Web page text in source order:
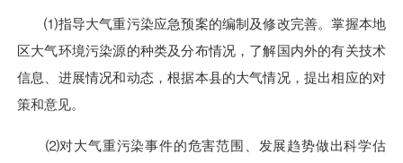
⑴指导大气重污染应急预案的编制及修改完善。掌握本地
区大气环境污染源的种类及分布情况，了解国内外的有关技术
信息、进展情况和动态，根据本县的大气情况，提出相应的对
策和意见。
⑵对大气重污染事件的危害范围、发展趋势做出科学估